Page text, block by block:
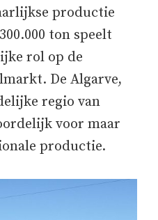
productie
ton speelt
rol op de
De Algarve,
regio van
voor maar
productie.